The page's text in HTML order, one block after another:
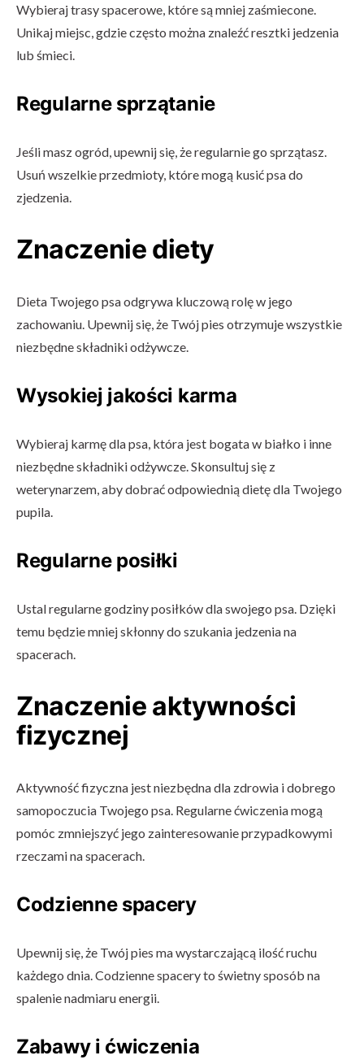
Wybieraj trasy spacerowe, które są mniej zaśmiecone.
Unikaj miejsc, gdzie często można znaleźć resztki jedzenia
lub śmieci.
Regularne sprzątanie
Jeśli masz ogród, upewnij się, że regularnie go sprzątasz.
Usuń wszelkie przedmioty, które mogą kusić psa do
zjedzenia.
Znaczenie diety
Dieta Twojego psa odgrywa kluczową rolę w jego
zachowaniu. Upewnij się, że Twój pies otrzymuje wszystkie
niezbędne składniki odżywcze.
Wysokiej jakości karma
Wybieraj karmę dla psa, która jest bogata w białko i inne
niezbędne składniki odżywcze. Skonsultuj się z
weterynarzem, aby dobrać odpowiednią dietę dla Twojego
pupila.
Regularne posiłki
Ustal regularne godziny posiłków dla swojego psa. Dzięki
temu będzie mniej skłonny do szukania jedzenia na
spacerach.
Znaczenie aktywności
fizycznej
Aktywność fizyczna jest niezbędna dla zdrowia i dobrego
samopoczucia Twojego psa. Regularne ćwiczenia mogą
pomóc zmniejszyć jego zainteresowanie przypadkowymi
rzeczami na spacerach.
Codzienne spacery
Upewnij się, że Twój pies ma wystarczającą ilość ruchu
każdego dnia. Codzienne spacery to świetny sposób na
spalenie nadmiaru energii.
Zabawy i ćwiczenia